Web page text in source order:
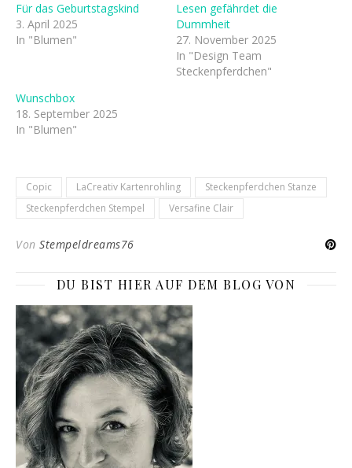
Für das Geburtstagskind
3. April 2025
In "Blumen"
Lesen gefährdet die
Dummheit
27. November 2025
In "Design Team
Steckenpferdchen"
Wunschbox
18. September 2025
In "Blumen"
Copic LaCreativ Kartenrohling
Steckenpferdchen Stanze
Steckenpferdchen Stempel
Versafine Clair
Von Stempeldreams76
DU BIST HIER AUF DEM BLOG VON